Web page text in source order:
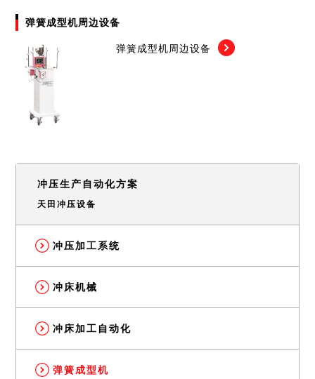
弹簧成型机周边设备
弹簧成型机周边设备
冲压生产自动化方案
天田冲压设备
冲压加工系统
冲床机械
冲床加工自动化
弹簧成型机